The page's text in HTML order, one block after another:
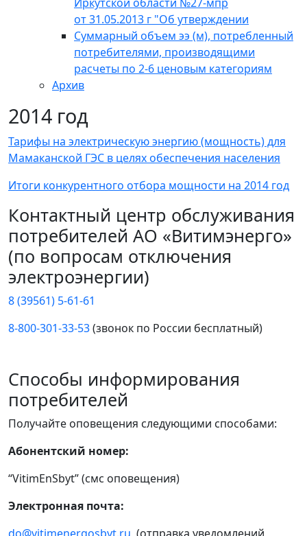
от 31.05.2013 г "Об утверждении
Суммарный объем ээ (м), потребленный
потребителями, производящими
расчеты по 2-6 ценовым категориям
Архив
2014 год
Тарифы на электрическую энергию (мощность) для
Мамаканской ГЭС в целях обеспечения населения
Итоги конкурентного отбора мощности на 2014 год
Контактный центр обслуживания
потребителей АО «Витимэнерго»
(по вопросам отключения
электроэнергии)
8 (39561) 5-61-61
8-800-301-33-53(звонок по России бесплатный)
Способы информирования
потребителей
Получайте оповещения следующими способами:
Абонентский номер:
“VitimEnSbyt” (смс оповещения)
Электронная почта: